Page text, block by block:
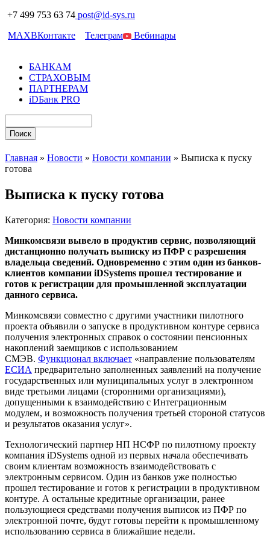
+7 499 753 63 74 post@id-sys.ru
MAXВКонтакте Телеграм Вебинары
БАНКАМ
СТРАХОВЫМ
ПАРТНЕРАМ
iDБанк PRO
Главная » Новости » Новости компании » Выписка к пуску
готова
Выписка к пуску готова
Категория: Новости компании
Минкомсвязи вывело в продуктив сервис, позволяющий
дистанционно получать выписку из ПФР с разрешения
владельца сведений. Одновременно с этим один из банков-
клиентов компании iDSystems прошел тестирование и
готов к регистрации для промышленной эксплуатации
данного сервиса.
Минкомсвязи совместно с другими участники пилотного
проекта объявили о запуске в продуктивном контуре сервиса
получения электронных справок о состоянии пенсионных
накоплений заемщиков с использованием
СМЭВ. Функционал включает «направление пользователям
ЕСИА предварительно заполненных заявлений на получение
государственных или муниципальных услуг в электронном
виде третьими лицами (сторонними организациями),
допущенными к взаимодействию с Интеграционным
модулем, и возможность получения третьей стороной статусов
и результатов оказания услуг».
Технологический партнер НП НСФР по пилотному проекту
компания iDSystems одной из первых начала обеспечивать
своим клиентам возможность взаимодействовать с
электронным сервисом. Один из банков уже полностью
прошел тестирование и готов к регистрации в продуктивном
контуре. А остальные кредитные организации, ранее
пользующиеся средствами получения выписок из ПФР по
электронной почте, будут готовы перейти к промышленному
использованию сервиса в ближайшие недели.